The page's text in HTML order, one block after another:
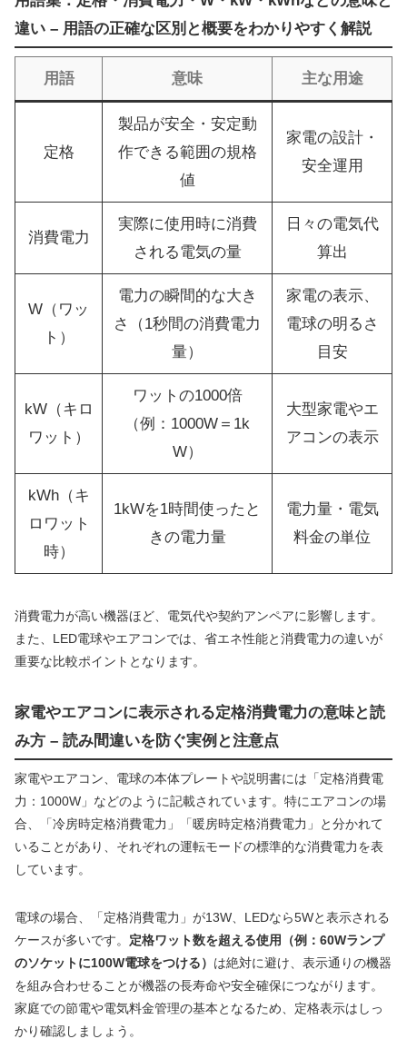
違い – 用語の正確な区別と概要をわかりやすく解説
用語 意味 主な用途
定格
製品が安全・安定動
作できる範囲の規格
値
家電の設計・
安全運用
消費電力
実際に使用時に消費
される電気の量
日々の電気代
算出
W（ワッ
ト）
電力の瞬間的な大き
さ（1秒間の消費電力
量）
家電の表示、
電球の明るさ
目安
kW（キロ
ワット）
ワットの1000倍
（例：1000W＝1k
W）
大型家電やエ
アコンの表示
kWh（キ
ロワット
時）
1kWを1時間使ったと
きの電力量
電力量・電気
料金の単位
消費電力が高い機器ほど、電気代や契約アンペアに影響します。
また、LED電球やエアコンでは、省エネ性能と消費電力の違いが
重要な比較ポイントとなります。
家電やエアコンに表示される定格消費電力の意味と読
み方 – 読み間違いを防ぐ実例と注意点
家電やエアコン、電球の本体プレートや説明書には「定格消費電
力：1000W」などのように記載されています。特にエアコンの場
合、「冷房時定格消費電力」「暖房時定格消費電力」と分かれて
いることがあり、それぞれの運転モードの標準的な消費電力を表
しています。
電球の場合、「定格消費電力」が13W、LEDなら5Wと表示される
ケースが多いです。 定格ワット数を超える使用（例：60Wランプ
のソケットに100W電球をつける） は絶対に避け、表示通りの機器
を組み合わせることが機器の長寿命や安全確保につながります。
家庭での節電や電気料金管理の基本となるため、定格表示はしっ
かり確認しましょう。